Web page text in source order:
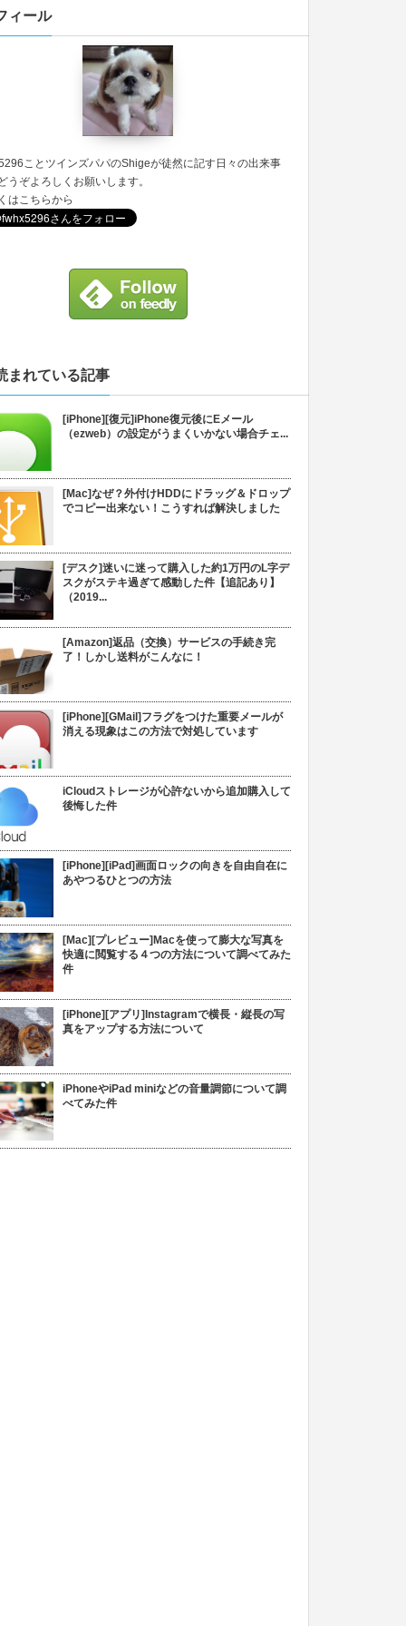
ィール
ことツインズパパのShigeが徒然に記す日々の出来事
うぞよろしくお願いします。
はこちらから
まれている記事
[iPhone][復元]iPhone復元後にEメール
（ezweb）の設定がうまくいかない場合チェ...
[Mac]なぜ？外付けHDDにドラッグ＆ドロップ
でコピー出来ない！こうすれば解決しました
[デスク]迷いに迷って購入した約1万円のL字デ
スクがステキ過ぎて感動した件【追記あり】
（2019...
[Amazon]返品（交換）サービスの手続き完
了！しかし送料がこんなに！
[iPhone][GMail]フラグをつけた重要メールが
消える現象はこの方法で対処しています
iCloudストレージが心許ないから追加購入して
後悔した件
[iPhone][iPad]画面ロックの向きを自由自在に
あやつるひとつの方法
[Mac][プレビュー]Macを使って膨大な写真を
快適に閲覧する４つの方法について調べてみた
件
[iPhone][アプリ]Instagramで横長・縦長の写
真をアップする方法について
iPhoneやiPad miniなどの音量調節について調
べてみた件